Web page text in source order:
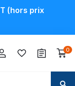
(hors prix
0